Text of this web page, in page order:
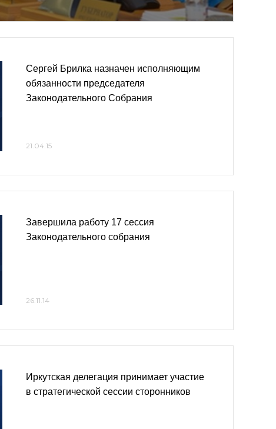
Сергей Брилка назначен исполняющим
обязанности председателя
Законодательного Собрания
21.04.15
Завершила работу 17 сессия
Законодательного собрания
26.11.14
Иркутская делегация принимает участие
в стратегической сессии сторонников